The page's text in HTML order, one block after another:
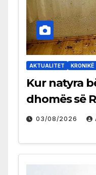
AKTUALITET KRONIKË
Kur natyra
dhomës së
03/08/2026